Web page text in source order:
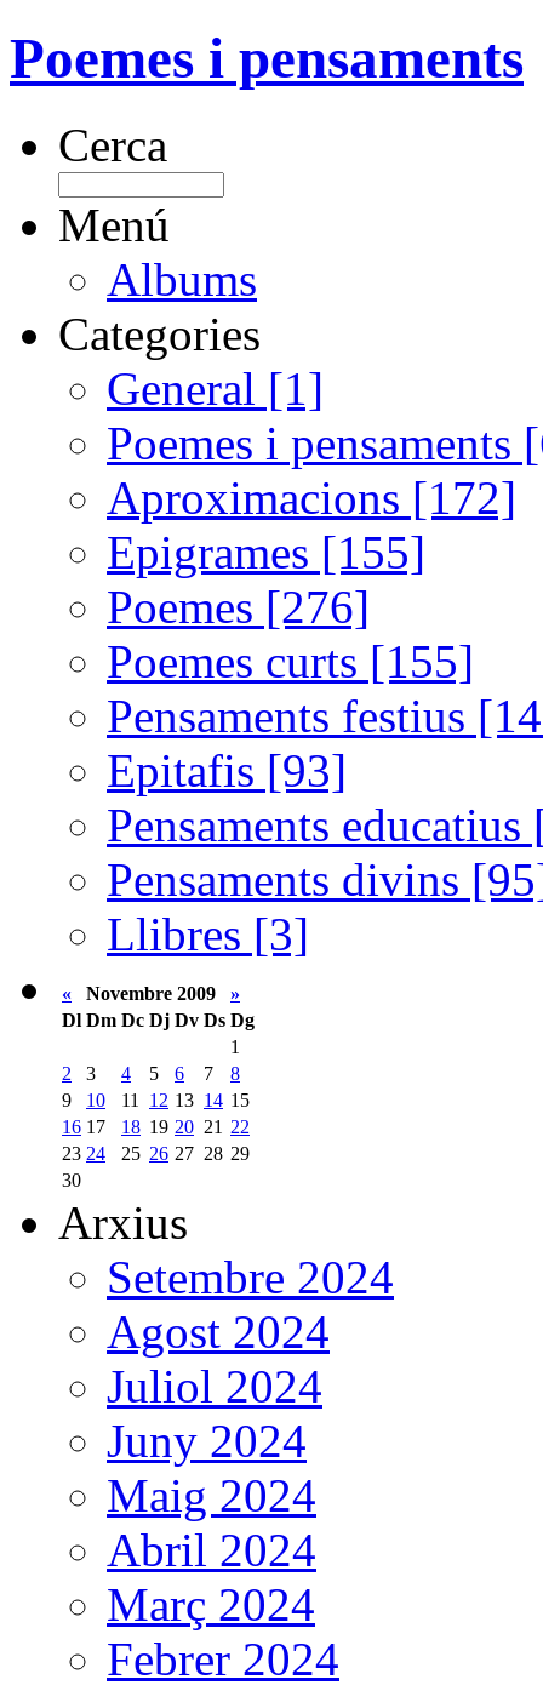
Poemes i pensaments
Cerca
Menú
Albums
Categories
General [1]
Poemes i pensaments
Aproximacions [172]
Epigrames [155]
Poemes [276]
Poemes curts [155]
Pensaments festius
Epitafis [93]
Pensaments
Pensaments divins
Llibres [3]
« Novembre 2009
»
Dl Dm Dc Dj Dv Ds Dg
1
2
3 4 5 6 7
8
9
10 11 12 13 14 15
16 17 18 19 20 21 22
23 24 25 26 27 28 29
30
Arxius
Setembre 2024
Agost 2024
Juliol 2024
Juny 2024
Maig 2024
Abril 2024
Març 2024
Febrer 2024